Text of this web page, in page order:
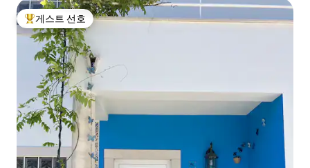
상위 게스트 선호
게스트 선호